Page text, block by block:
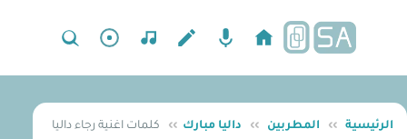
الرئيسية ›› المطربين ›› داليا مبارك ››
كلمات اغنية رجاء داليا